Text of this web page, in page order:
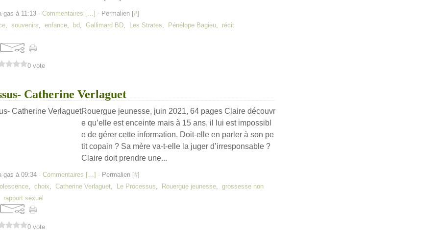
gas à 11:13 - Commentaires […] - Permalien [#]
, souvenirs, enfance, bd, Gallimard BD, Les Strates, Pénélope Bagieu, récit
0 vote
Catherine Verlaguet
Rouergue jeunesse, juin 2021, 64 pages Claire découvr
e qu’elle est enceinte mais à 15 ans, il lui est impossibl
e de gérer cette information. Doit-elle en parler à son pe
tit copain ? Sa mère va-t-elle la juger d’irresponsable ?
Claire doit prendre une...
gas à 09:34 - Commentaires […] - Permalien [#]
, choix, Catherine Verlaguet, Le Processus, Rouergue jeunesse, grossesse non
rapport sexuel
0 vote